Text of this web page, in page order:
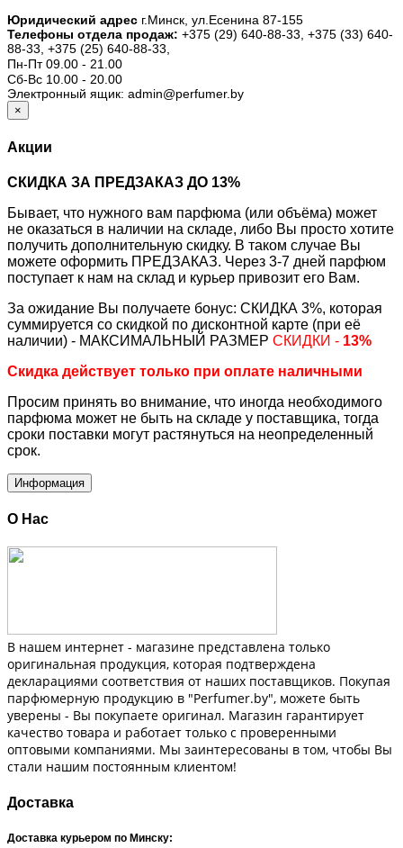
Юридический адрес г.Минск, ул.Есенина 87-155
Телефоны отдела продаж: +375 (29) 640-88-33, +375 (33) 640-
88-33, +375 (25) 640-88-33,
Пн-Пт 09.00 - 21.00
Сб-Вс 10.00 - 20.00
Электронный ящик: admin@perfumer.by
×
Акции
СКИДКА ЗА ПРЕДЗАКАЗ ДО 13%
Бывает, что нужного вам парфюма (или объёма) может
не оказаться в наличии на складе, либо Вы просто хотите
получить дополнительную скидку. В таком случае Вы
можете оформить ПРЕДЗАКАЗ. Через 3-7 дней парфюм
поступает к нам на склад и курьер привозит его Вам.
За ожидание Вы получаете бонус: СКИДКА 3%, которая
суммируется со скидкой по дисконтной карте (при её
наличии) - МАКСИМАЛЬНЫЙ РАЗМЕР СКИДКИ - 13%
Скидка действует только при оплате наличными
Просим принять во внимание, что иногда необходимого
парфюма может не быть на складе у поставщика, тогда
сроки поставки могут растянуться на неопределенный
срок.
Информация
О Нас
В нашем интернет - магазине представлена только
оригинальная продукция, которая подтверждена
декларациями соответствия от наших поставщиков. Покупая
парфюмерную продукцию в "Perfumer.by", можете быть
уверены - Вы покупаете оригинал. Магазин гарантирует
качество товара и работает только с проверенными
оптовыми компаниями. Мы заинтересованы в том, чтобы Вы
стали нашим постоянным клиентом!
Доставка
Доставка курьером по Минску: